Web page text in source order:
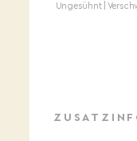
Ungesühnt |